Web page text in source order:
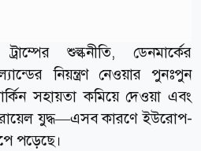
শুল্কনীতি, ডেনমার্কের
নিয়ন্ত্রণ নেওয়ার পুনঃপুন
সহায়তা কমিয়ে দেওয়া এবং
যুদ্ধ—এসব কারণে ইউরোপ-
পড়েছে।